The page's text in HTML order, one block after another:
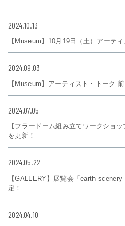
2024.10.13
【Museum】10月19日（土）アーテ
2024.09.03
【Museum】アーティスト・トーク
2024.07.05
【フラードーム組み立てワークショッ
を更新！
2024.05.22
【GALLERY】展覧会「earth
定！
2024.04.10